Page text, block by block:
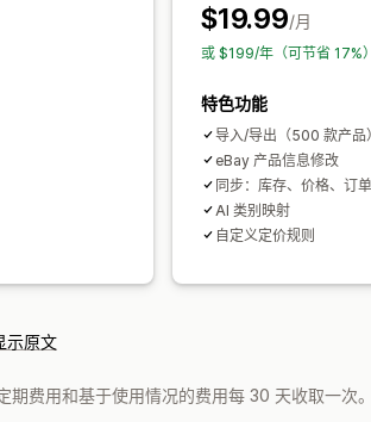
$19.99/月
或 $199/年（可节省 17%）
特色功能
导入/导出（500 款产品）
eBay 产品信息修改
同步：库存、价格、订单
AI 类别映射
自定义定价规则
示原文
期费用和基于使用情况的费用每 30 天收取一次。